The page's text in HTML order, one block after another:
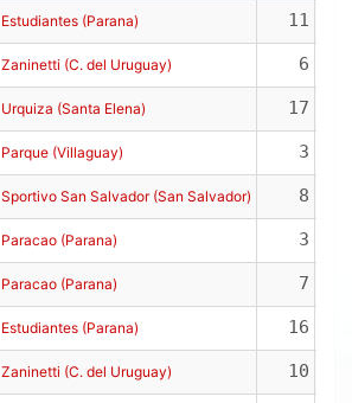
Estudiantes (Parana) 11
Zaninetti (C. del Uruguay) 6
Urquiza (Santa Elena) 17
Parque (Villaguay) 3
Sportivo San Salvador (San Salvador) 8
Paracao (Parana) 3
Paracao (Parana) 7
Estudiantes (Parana) 16
Zaninetti (C. del Uruguay) 10